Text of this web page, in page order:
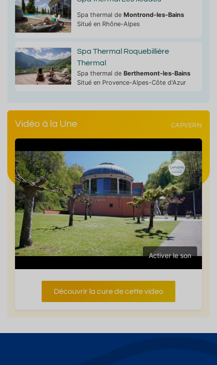
Spa thermal de Montrond-les-Bains
Situé en Rhône-Alpes
Spa Thermal Roquebillière
Thermal
Spa thermal de Berthemont-les-Bains
Situé en Provence-Alpes-Côte d'Azur
Vidéo à la Une CAPVERN
Activer le son
Découvrir la cure de cette video